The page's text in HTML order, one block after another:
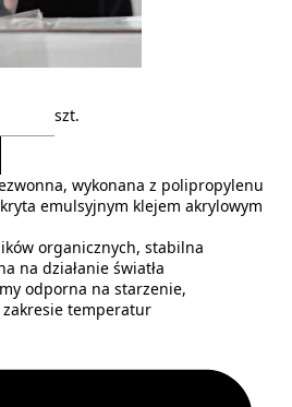
szt.
wykonana z polipropylenu
emulsyjnym klejem akrylowym
organicznych, stabilna
na działanie światła
odporna na starzenie,
temperatur